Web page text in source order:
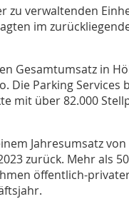
zu verwaltenden
im
Gesamtumsatz in
Die Parking
mit über 82.000
Jahresumsatz von
zurück. Mehr als
öffentlich-